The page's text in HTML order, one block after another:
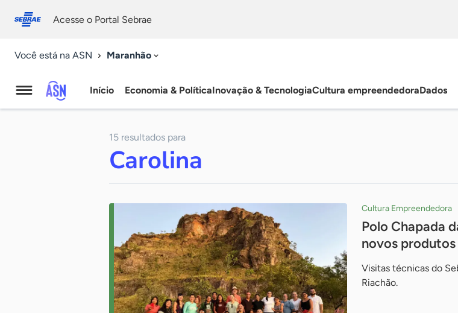
conosco
Acesse o Portal Sebrae
Você está na ASN Maranhão
Agência
Notícias
Início Economia & PolíticaInovação & TecnologiaCultura empreendedoraDados
15 resultados para
Carolina
Cultura Empreendedora
Polo Chapada
novos
Visitas técnicas do
Riachão.